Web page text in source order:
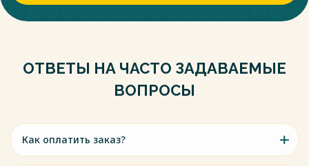
ОТВЕТЫ НА ЧАСТО ЗАДАВАЕМЫЕ
ВОПРОСЫ
Как оплатить заказ?